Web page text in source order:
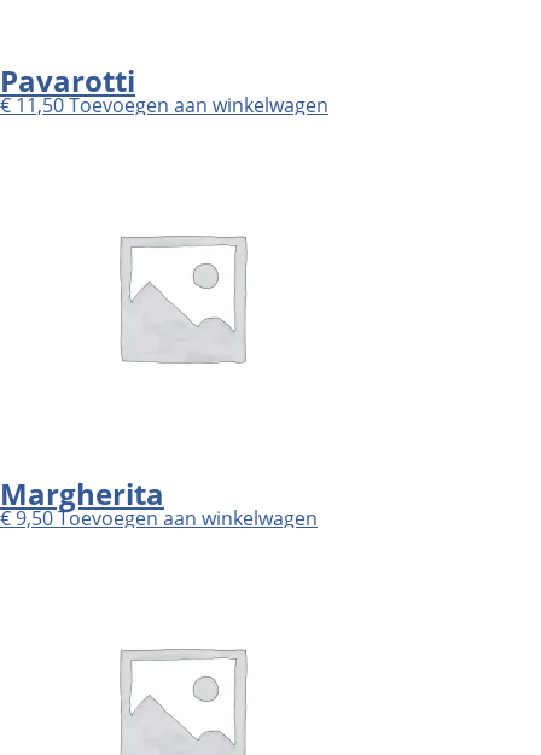
Pavarotti
€11,50Toevoegen aan winkelwagen
Margherita
€9,50Toevoegen aan winkelwagen